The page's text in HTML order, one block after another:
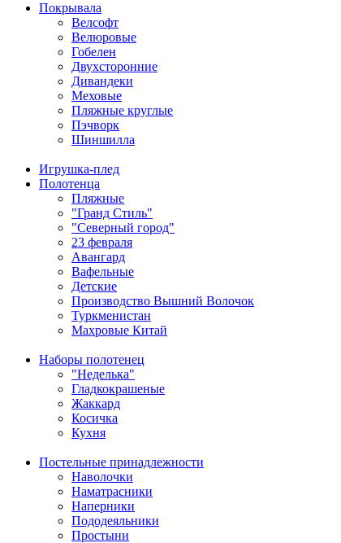
Покрывала
Велсофт
Велюровые
Гобелен
Двухсторонние
Дивандеки
Меховые
Пляжные круглые
Пэчворк
Шиншилла
Игрушка-плед
Полотенца
Пляжные
"Гранд Стиль"
"Северный город"
23 февраля
Авангард
Вафельные
Детские
Производство Вышний Волочок
Туркменистан
Махровые Китай
Наборы полотенец
"Неделька"
Гладкокрашеные
Жаккард
Косичка
Кухня
Постельные принадлежности
Наволочки
Наматрасники
Наперники
Пододеяльники
Простыни